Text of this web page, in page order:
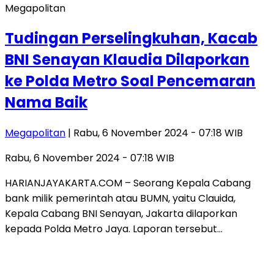
Megapolitan
Tudingan Perselingkuhan, Kacab
BNI Senayan Klaudia Dilaporkan
ke Polda Metro Soal Pencemaran
Nama Baik
Megapolitan | Rabu, 6 November 2024 - 07:18 WIB
Rabu, 6 November 2024 - 07:18 WIB
HARIANJAYAKARTA.COM – Seorang Kepala Cabang
bank milik pemerintah atau BUMN, yaitu Clauida,
Kepala Cabang BNI Senayan, Jakarta dilaporkan
kepada Polda Metro Jaya. Laporan tersebut…